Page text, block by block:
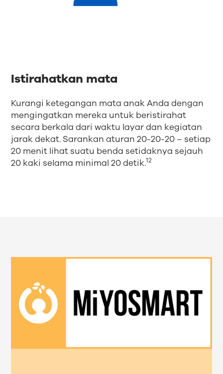
Istirahatkan mata
Kurangi ketegangan mata anak Anda dengan
mengingatkan mereka untuk beristirahat
secara berkala dari waktu layar dan kegiatan
jarak dekat. Sarankan aturan 20-20-20 – setiap
20 menit lihat suatu benda setidaknya sejauh
20 kaki selama minimal 20 detik.12